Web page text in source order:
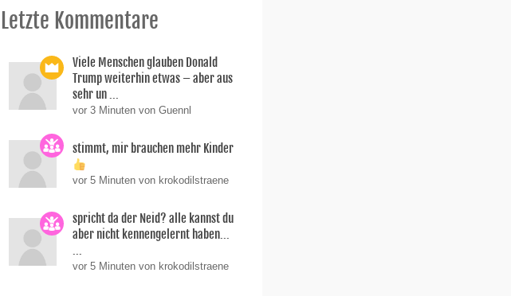
Letzte Kommentare
Viele Menschen glauben Donald
Trump weiterhin etwas – aber aus
sehr un ...
vor 3 Minuten von Guennl
stimmt, mir brauchen mehr Kinder
vor 5 Minuten von krokodilstraene
spricht da der Neid? alle kannst du
aber nicht kennengelernt haben...
...
vor 5 Minuten von krokodilstraene